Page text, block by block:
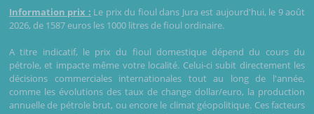
Information prix : Le prix du fioul dans Jura est aujourd'hui, le 9 août
2026, de 1587 euros les 1000 litres de fioul ordinaire.
A titre indicatif, le prix du fioul domestique dépend du cours du
pétrole, et impacte même votre localité. Celui-ci subit directement les
décisions commerciales internationales tout au long de l'année,
comme les évolutions des taux de change dollar/euro, la production
annuelle de pétrole brut, ou encore le climat géopolitique. Ces facteurs